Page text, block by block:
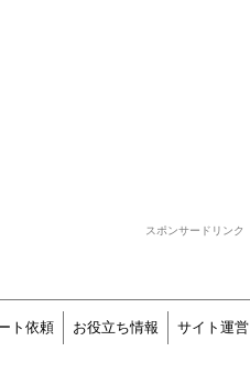
スポンサードリンク
ト依頼 お役立ち情報
サイト運営